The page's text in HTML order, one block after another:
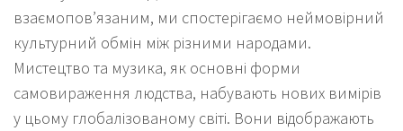
взаємопов’язаним, ми спостерігаємо неймовірний
культурний обмін між різними народами.
Мистецтво та музика, як основні форми
самовираження людства, набувають нових вимірів
у цьому глобалізованому світі. Вони відображають